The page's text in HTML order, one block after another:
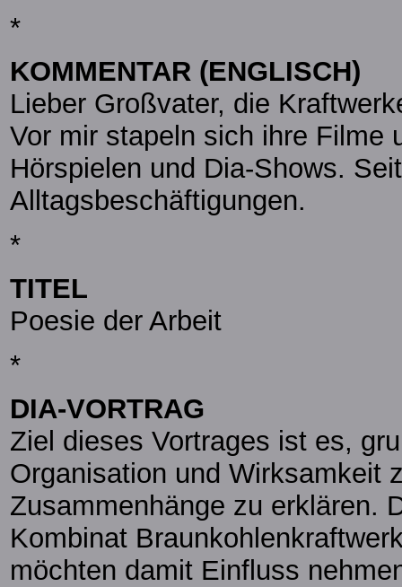
*
KOMMENTAR (ENGLISCH)
Lieber Großvater, die
Vor mir stapeln sich ihre Filme
Hörspielen und Dia-Shows.
Alltagsbeschäftigungen.
*
TITEL
Poesie der Arbeit
*
DIA-VORTRAG
Ziel dieses Vortrages ist es,
Organisation und Wirksamkeit
Zusammenhänge zu erklären.
Kombinat
möchten damit Einfluss